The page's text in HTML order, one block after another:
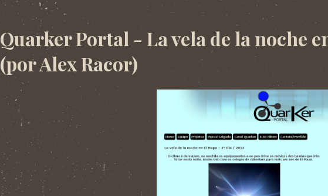
sexta-feira, 29 de novembro de 2013
Quarker Portal - La vela de la noche
(por Alex Racor)